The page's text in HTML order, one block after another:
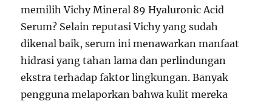
memilih Vichy Mineral 89 Hyaluronic Acid
Serum? Selain reputasi Vichy yang sudah
dikenal baik, serum ini menawarkan manfaat
hidrasi yang tahan lama dan perlindungan
ekstra terhadap faktor lingkungan. Banyak
pengguna melaporkan bahwa kulit mereka